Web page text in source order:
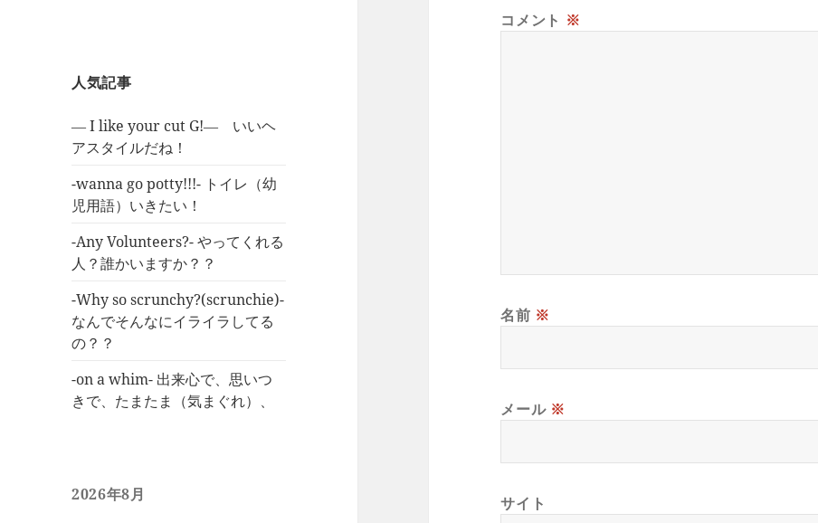
人気記事
― I like your cut G!― いいヘ
アスタイルだね！
-wanna go potty!!!- トイレ（幼
児用語）いきたい！
-Any Volunteers?- やってくれる
人？誰かいますか？？
-Why so scrunchy?(scrunchie)-
なんでそんなにイライラしてる
の？？
-on a whim- 出来心で、思いつ
きで、たまたま（気まぐれ）、
2026年8月
コメント ※
名前 ※
メール ※
サイト